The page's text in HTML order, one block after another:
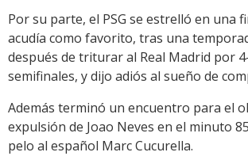
Por su parte, el PSG se estrelló en una
acudía como favorito, tras una
después de triturar al Real Madrid por
semifinales, y dijo adiós al sueño de
Además terminó un encuentro para el
expulsión de Joao Neves en el minuto
pelo al español Marc Cucurella.